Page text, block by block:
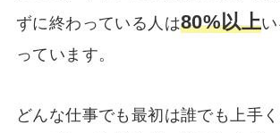
ずに終わっている人は80%以上
っています。
どんな仕事でも最初は誰でも上手